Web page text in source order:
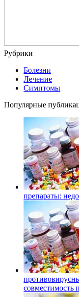
Рубрики
Болезни
Лечение
Симптомы
Популярные
препараты:
совместимость